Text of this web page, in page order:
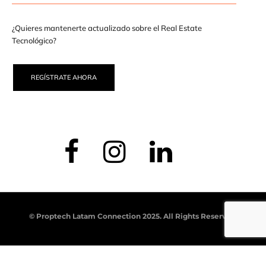
¿Quieres mantenerte actualizado sobre el Real Estate
Tecnológico?
REGÍSTRATE AHORA
© Proptech Latam Connection 2025. All Rights Reserved.